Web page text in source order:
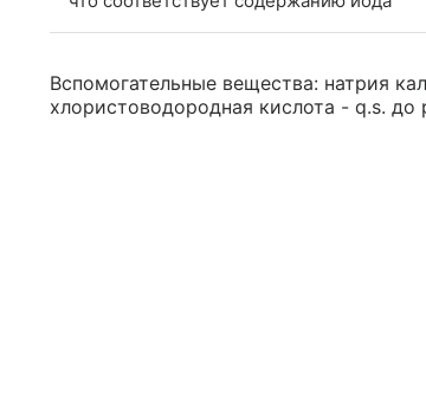
Вспомогательные вещества: натрия
хлористоводородная кислота - q.s.